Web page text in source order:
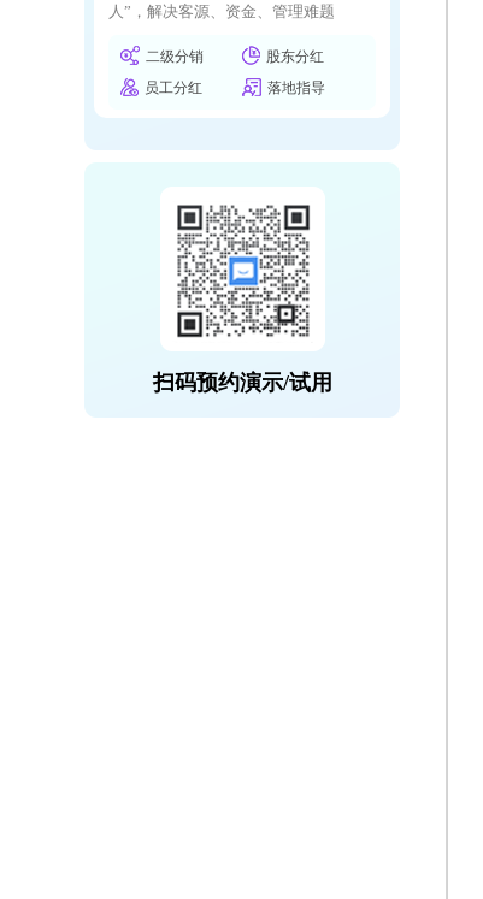
人”，解决客源、资金、管理难题
二级分销
股东分红
员工分红
落地指导
扫码预约演示/试用